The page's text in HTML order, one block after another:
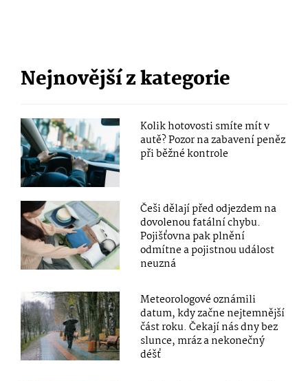
Nejnovější z kategorie
Kolik hotovosti smíte mít v
autě? Pozor na zabavení peněz
při běžné kontrole
Češi dělají před odjezdem na
dovolenou fatální chybu.
Pojišťovna pak plnění
odmítne a pojistnou událost
neuzná
Meteorologové oznámili
datum, kdy začne nejtemnější
část roku. Čekají nás dny bez
slunce, mráz a nekonečný
déšť